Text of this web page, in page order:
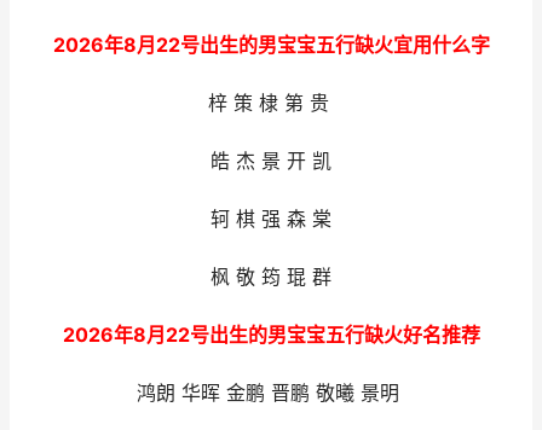
2026年8月22号出生的男宝宝五行缺火宜用什么字
梓 策 棣 第 贵
皓 杰 景 开 凯
轲 棋 强 森 棠
枫 敬 筠 琨 群
2026年8月22号出生的男宝宝五行缺火好名推荐
鸿朗 华晖 金鹏 晋鹏 敬曦 景明